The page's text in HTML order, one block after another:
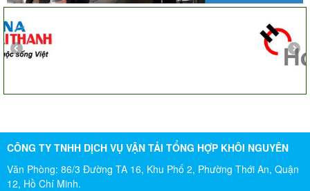
Chị Tố Nhi
Tô Hiến Thành - Quận 10
CÔNG TY TNHH DỊCH VỤ VẬN TẢI TỔNG HỢP KHÔI NGUYÊN
Văn Phòng: 86/3 Đường TA 16, Khu Phố 2, Phường Thới An, Quận
12, Hồ Chí Minh.